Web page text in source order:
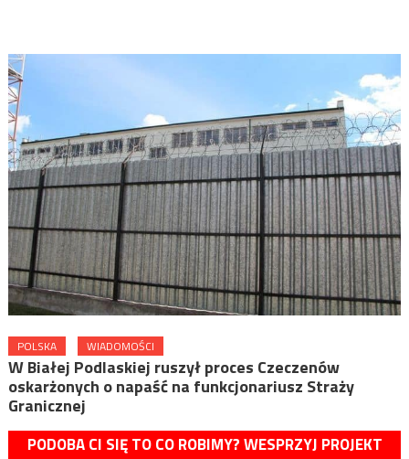
POLSKA WIADOMOŚCI
W Białej Podlaskiej ruszył proces Czeczenów
oskarżonych o napaść na funkcjonariusz Straży
Granicznej
PODOBA CI SIĘ TO CO ROBIMY? WESPRZYJ PROJEKT